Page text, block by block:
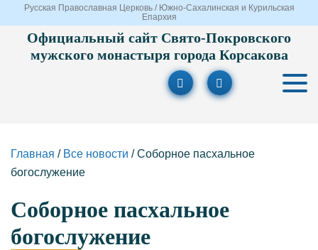
Русская Православная Церковь / Южно-Сахалинская и Курильская
Епархия
Официальный сайт Свято-Покровского
мужского монастыря города Корсакова
Главная / Все новости /Соборное пасхальное
богослужение
Соборное пасхальное
богослужение